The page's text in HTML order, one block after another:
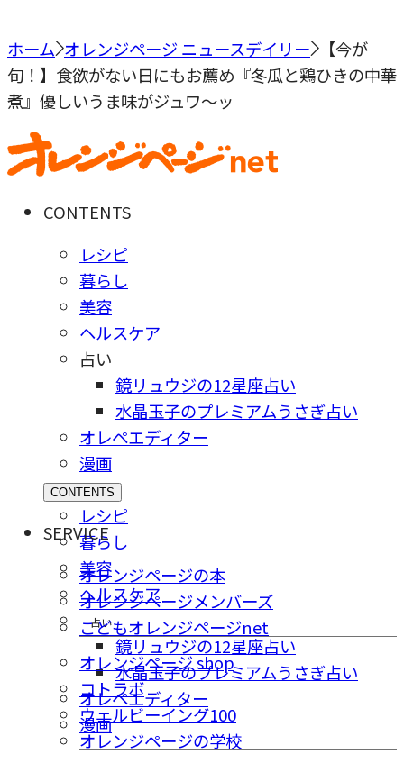
ホーム オレンジページ ニュースデイリー
【今が
旬！】食欲がない日にもお薦め『冬瓜と鶏ひきの中華
煮』優しいうま味がジュワ～ッ
CONTENTS
レシピ
暮らし
美容
ヘルスケア
占い
鏡リュウジの12星座占い
水晶玉子のプレミアムうさぎ占い
オレペエディター
漫画
CONTENTS
レシピ
暮らし
美容
ヘルスケア
占い
鏡リュウジの12星座占い
水晶玉子のプレミアムうさぎ占い
オレペエディター
漫画
SERVICE
オレンジページの本
オレンジページメンバーズ
こどもオレンジページnet
オレンジページ shop
コトラボ
ウェルビーイング100
オレンジページの学校